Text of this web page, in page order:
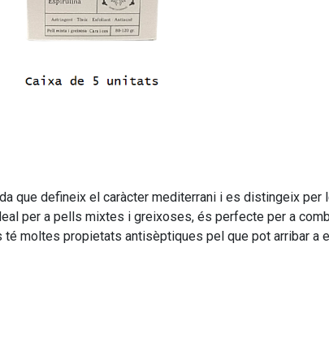
que defineix el caràcter mediterrani i es distingeix
per a pells mixtes i greixoses, és perfecte per a
moltes propietats antisèptiques pel que pot arribar a